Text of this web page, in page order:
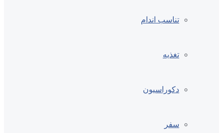
تناسب اندام
تغذیه
دکوراسیون
سفر